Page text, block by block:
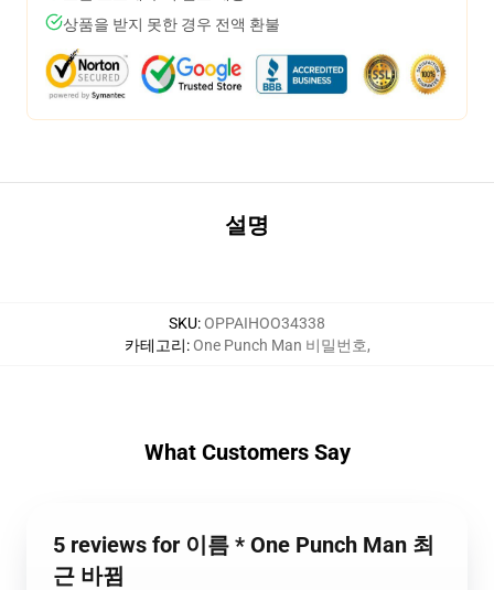
상품을 받지 못한 경우 전액 환불
설명
SKU:OPPAIHOO34338
카테고리:One Punch Man 비밀번호,
What Customers Say
5 reviews for 이름 * One Punch Man 최
근 바뀜